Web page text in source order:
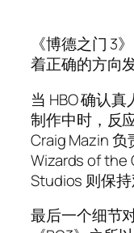
《博德之门 3
着正确的方向
当 HBO 确认
制作中时，反
Craig Mazin 负
Wizards of the
Studios 则保持
最后一个细节